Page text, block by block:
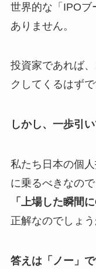
世界的な「IPOブ
ありません。
投資家であれば
クしてくるはずで
しかし、一歩引
私たち日本の個
に乗るべきなので
「上場した瞬間
正解なのでしょう
答えは「ノー」で